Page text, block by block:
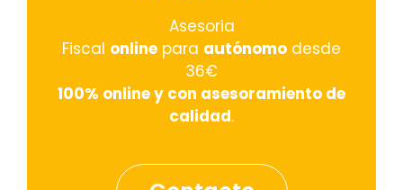
Asesoria
Fiscal online para autónomo desde
36€
100% online y con asesoramiento de
calidad.